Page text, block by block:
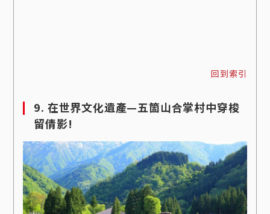
回到索引
9. 在世界文化遺產—五箇山合掌村中穿梭
留倩影!